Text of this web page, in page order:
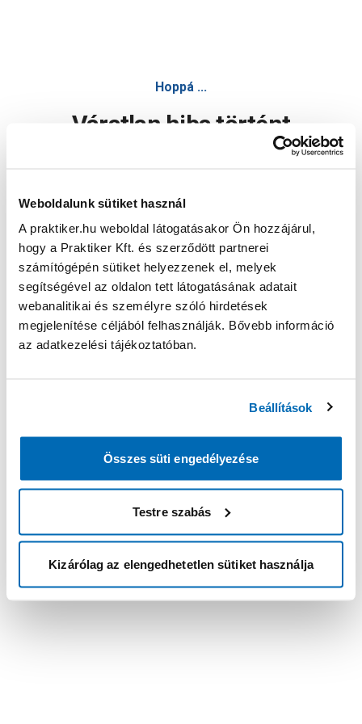
Weboldalunk sütiket használ
A praktiker.hu weboldal látogatásakor Ön hozzájárul,
hogy a Praktiker Kft. és szerződött partnerei
számítógépén sütiket helyezzenek el, melyek
segítségével az oldalon tett látogatásának adatait
webanalitikai és személyre szóló hirdetések
megjelenítése céljából felhasználják. Bővebb információ
az adatkezelési tájékoztatóban.
Beállítások
Összes süti engedélyezése
Testre szabás
Kizárólag az elengedhetetlen sütiket használja
Hoppá ...
Váratlan hiba történt
Oldal újratöltése